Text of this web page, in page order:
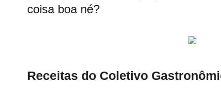
coisa boa né?
Receitas do Coletivo